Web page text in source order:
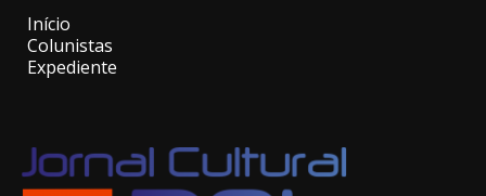
Início
Colunistas
Expediente